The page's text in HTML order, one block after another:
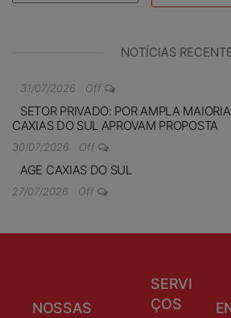
NOTÍCIAS
31/07/2026 Off
SETOR PRIVADO: POR AMPLA
CAXIAS DO SUL APROVAM PROPOSTA
30/07/2026 Off
AGE CAXIAS DO SUL
27/07/2026 Off
NOSSAS
SERVI
ÇOS